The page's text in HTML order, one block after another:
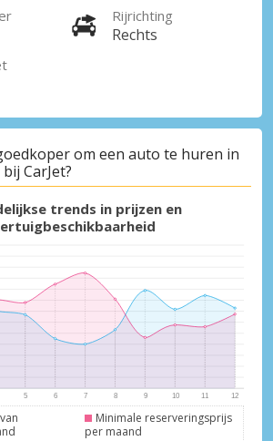
Rijrichting
Rechts
om een auto te huren in
CarJet?
trends in prijzen en
Minimale reserveringsprijs
per maand